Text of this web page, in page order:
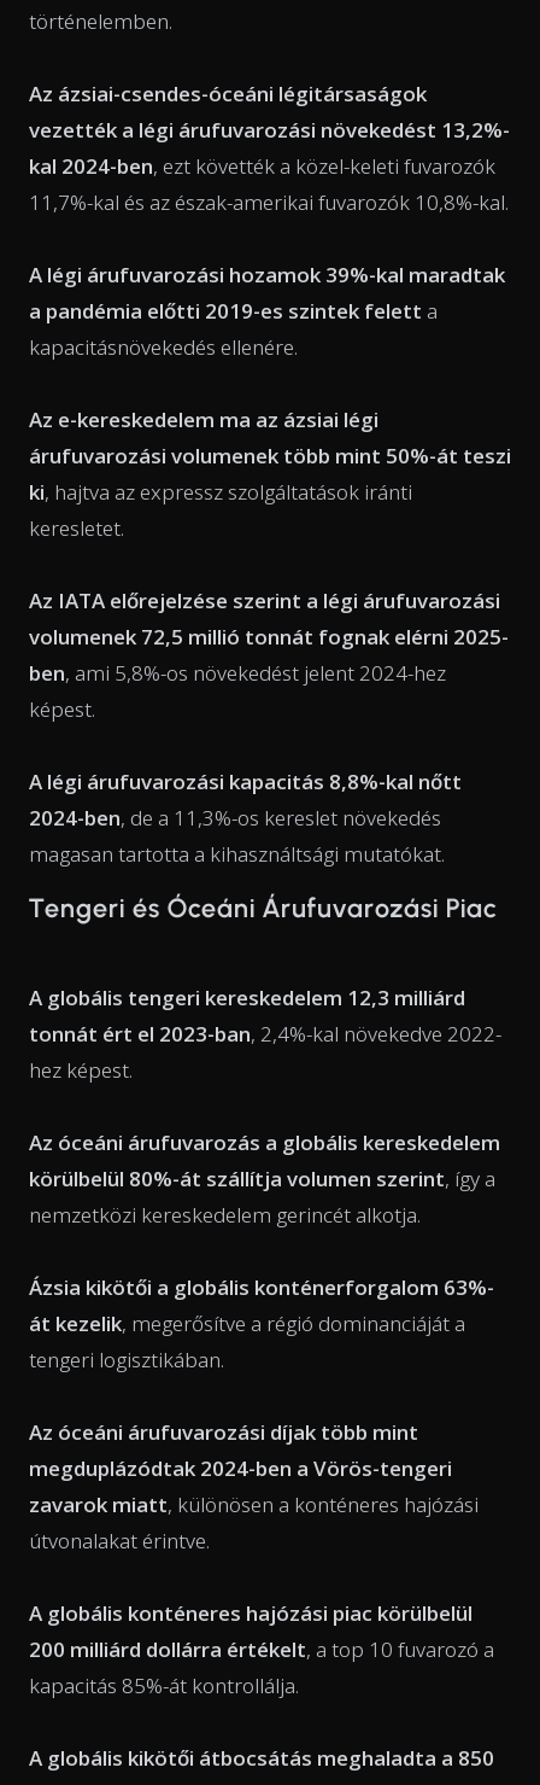
történelemben.
Az ázsiai-csendes-óceáni légitársaságok
vezették a légi árufuvarozási növekedést 13,2%-
kal 2024-ben, ezt követték a közel-keleti fuvarozók
11,7%-kal és az észak-amerikai fuvarozók 10,8%-kal.
A légi árufuvarozási hozamok 39%-kal maradtak
a pandémia előtti 2019-es szintek felett a
kapacitásnövekedés ellenére.
Az e-kereskedelem ma az ázsiai légi
árufuvarozási volumenek több mint 50%-át teszi
ki, hajtva az expressz szolgáltatások iránti
keresletet.
Az IATA előrejelzése szerint a légi árufuvarozási
volumenek 72,5 millió tonnát fognak elérni 2025-
ben, ami 5,8%-os növekedést jelent 2024-hez
képest.
A légi árufuvarozási kapacitás 8,8%-kal nőtt
2024-ben, de a 11,3%-os kereslet növekedés
magasan tartotta a kihasználtsági mutatókat.
Tengeri és Óceáni Árufuvarozási Piac
A globális tengeri kereskedelem 12,3 milliárd
tonnát ért el 2023-ban, 2,4%-kal növekedve 2022-
hez képest.
Az óceáni árufuvarozás a globális kereskedelem
körülbelül 80%-át szállítja volumen szerint, így a
nemzetközi kereskedelem gerincét alkotja.
Ázsia kikötői a globális konténerforgalom 63%-
át kezelik, megerősítve a régió dominanciáját a
tengeri logisztikában.
Az óceáni árufuvarozási díjak több mint
megduplázódtak 2024-ben a Vörös-tengeri
zavarok miatt, különösen a konténeres hajózási
útvonalakat érintve.
A globális konténeres hajózási piac körülbelül
200 milliárd dollárra értékelt, a top 10 fuvarozó a
kapacitás 85%-át kontrollálja.
A globális kikötői átbocsátás meghaladta a 850